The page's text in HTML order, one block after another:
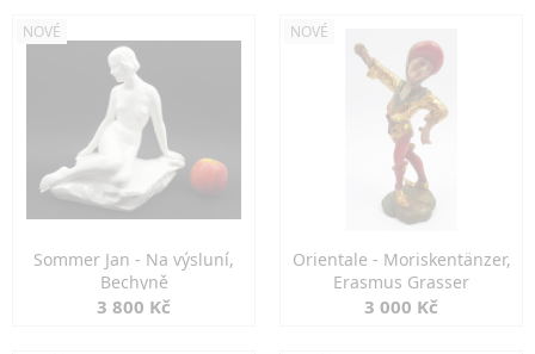
NOVÉ
Sommer Jan - Na výsluní,
Bechyně
3 800 Kč
NOVÉ
Orientale - Moriskentänzer,
Erasmus Grasser
3 000 Kč